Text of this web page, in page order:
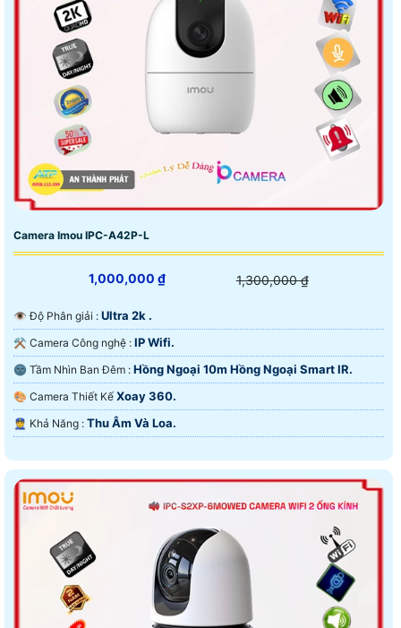
Camera Imou IPC-A42P-L
1,000,000 ₫ 1,300,000 ₫
👁 Độ Phân giải : Ultra 2k .
⚒ Camera Công nghệ : IP Wifi.
🌚 Tầm Nhìn Ban Đêm : Hồng Ngoại 10m Hồng Ngoại Smart IR.
🎨 Camera Thiết Kế Xoay 360.
️👮 Khả Năng : Thu Âm Và Loa.